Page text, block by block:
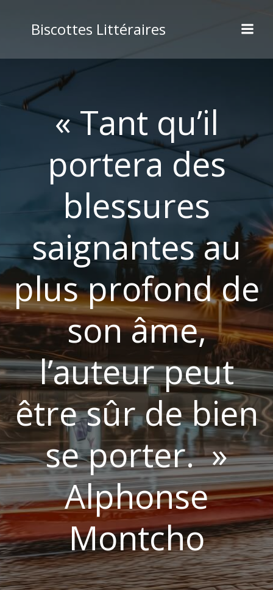
Biscottes Littéraires
« Tant qu’il
portera des
blessures
saignantes au
plus profond de
son âme,
l’auteur peut
être sûr de bien
se porter. »
Alphonse
Montcho